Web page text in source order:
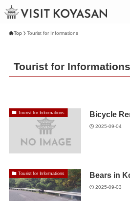
Top Tourist for Informations
Tourist for Informations
Tourist for Informations Bicycle
2025-09-04
Tourist for Informations Bears in
2025-09-03